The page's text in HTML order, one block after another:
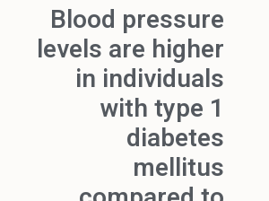
Blood pressure
levels are higher
in individuals
with type 1
diabetes
mellitus